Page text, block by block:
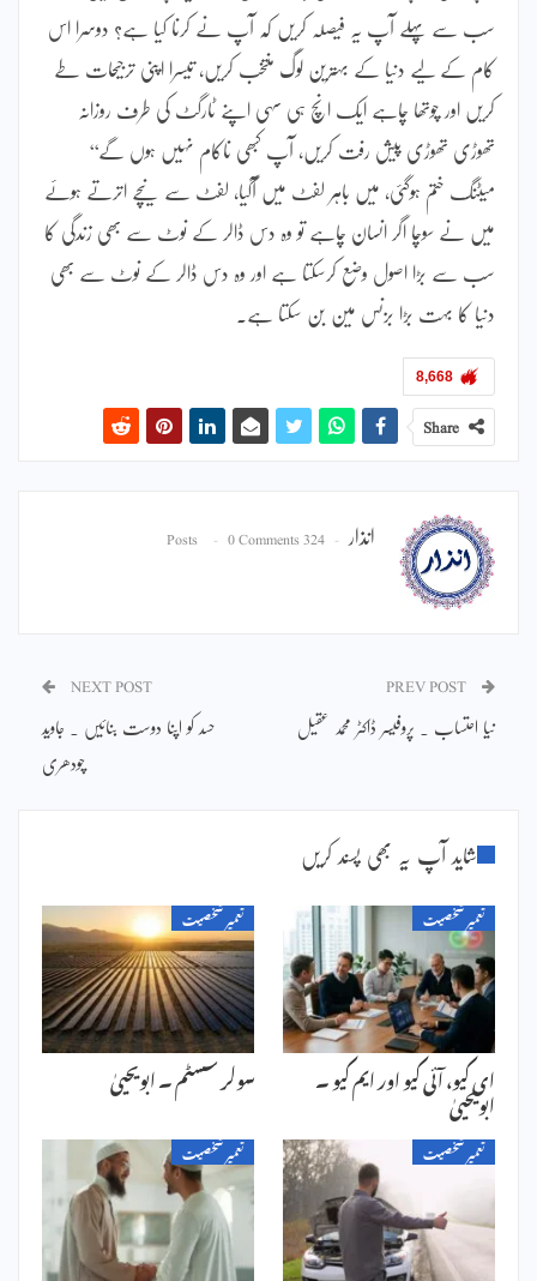
سب سے پہلے آپ یہ فیصلہ کریں کہ آپ نے کرنا کیا ہے؟ دوسرا اس
کام کے لیے دنیا کے بہترین لوگ منتخب کریں، تیسرا اپنی ترجیحات طے
کریں اور چوتھا چاہے ایک انچ ہی سہی اپنے ٹارگٹ کی طرف روزانہ
تھوڑی تھوڑی پیش رفت کریں، آپ کبھی ناکام نہیں ہوں گے‘‘
میٹنگ ختم ہوگئی، میں باہر لفٹ میں آگیا، لفٹ سے نیچے اترتے ہوئے
میں نے سوچا اگر انسان چاہے تو وہ دس ڈالر کے نوٹ سے بھی زندگی کا
سب سے بڑا اصول وضع کرسکتا ہے اور وہ دس ڈالر کے نوٹ سے بھی
دنیا کا بہت بڑا بزنس مین بن سکتا ہے۔
8,668
Share
انذار 324 Posts
0 Comments
نیا احتساب ۔ پروفیسر ڈاکٹر محمد عقیل
NEXT POST
حسد کو اپنا دوست بنائیں ۔ جاوید
چودھری
شاید آپ یہ بھی پسند کریں
تعمیر شخصیت
ای کیو، آئی کیو اور ایم کیو ۔
ابویحییٰ
تعمیر شخصیت
سولر سسٹم ۔ ابویحییٰ
تعمیر شخصیت تعمیر شخصیت